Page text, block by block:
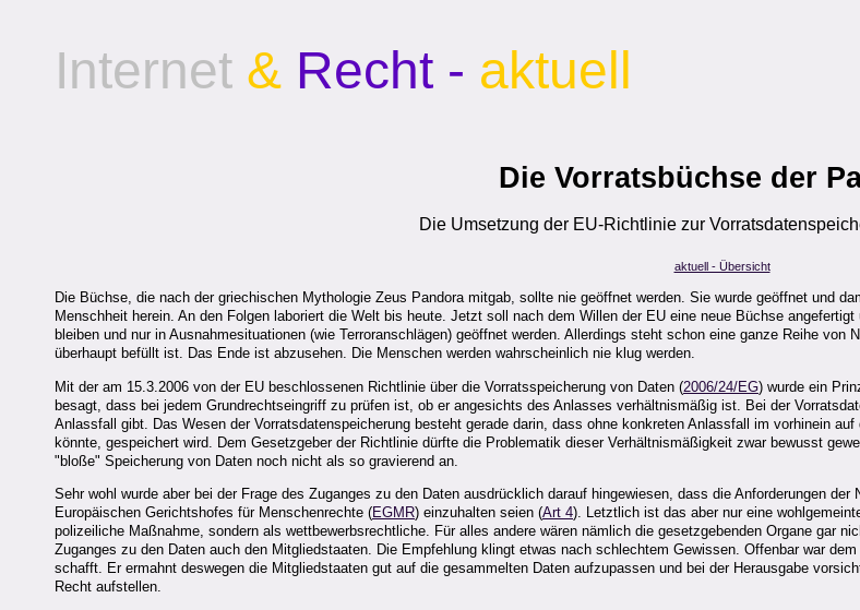
Internet & Recht - aktuell
Die Vorratsbüchse der
Die Umsetzung der EU-Richtlinie zur
aktuell - Übersicht
Die Büchse, die nach der griechischen Mythologie Zeus Pandora mitgab, sollte nie geöffnet werden. Sie wurde geöffnet und
Menschheit herein. An den Folgen laboriert die Welt bis heute. Jetzt soll nach dem Willen der EU eine neue Büchse
bleiben und nur in Ausnahmesituationen (wie Terroranschlägen) geöffnet werden. Allerdings steht schon eine ganze Reihe
überhaupt befüllt ist. Das Ende ist abzusehen. Die Menschen werden wahrscheinlich nie klug werden.
Mit der am 15.3.2006 von der EU beschlossenen Richtlinie über die Vorratsspeicherung von Daten (2006/24/EG) wurde ein
besagt, dass bei jedem Grundrechtseingriff zu prüfen ist, ob er angesichts des Anlasses verhältnismäßig ist. Bei der
Anlassfall gibt. Das Wesen der Vorratsdatenspeicherung besteht gerade darin, dass ohne konkreten Anlassfall im vorhinein
könnte, gespeichert wird. Dem Gesetzgeber der Richtlinie dürfte die Problematik dieser Verhältnismäßigkeit zwar bewusst
"bloße" Speicherung von Daten noch nicht als so gravierend an.
Sehr wohl wurde aber bei der Frage des Zuganges zu den Daten ausdrücklich darauf hingewiesen, dass die Anforderungen
Europäischen Gerichtshofes für Menschenrechte (EGMR) einzuhalten seien (Art 4). Letztlich ist das aber nur eine
polizeiliche Maßnahme, sondern als wettbewerbsrechtliche. Für alles andere wären nämlich die gesetzgebenden Organe gar
Zuganges zu den Daten auch den Mitgliedstaaten. Die Empfehlung klingt etwas nach schlechtem Gewissen. Offenbar war
schafft. Er ermahnt deswegen die Mitgliedstaaten gut auf die gesammelten Daten aufzupassen und bei der Herausgabe
Recht aufstellen.